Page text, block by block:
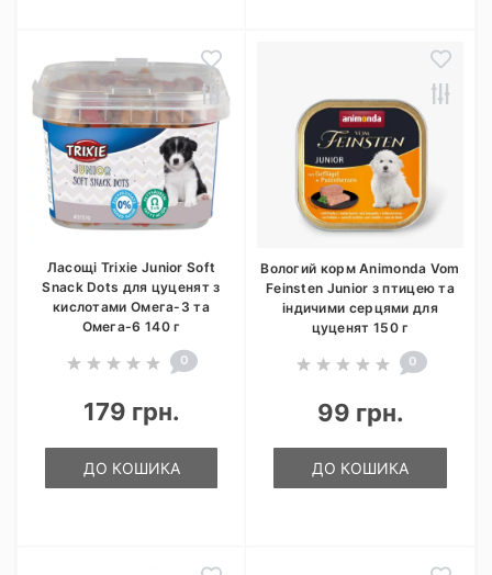
Ласощі Trixie Junior Soft
Snack Dots для цуценят з
кислотами Омега-3 та
Омега-6 140 г
0
179 грн.
ДО КОШИКА
Вологий корм Animonda Vom
Feinsten Junior з птицею та
індичими серцями для
цуценят 150 г
0
99 грн.
ДО КОШИКА